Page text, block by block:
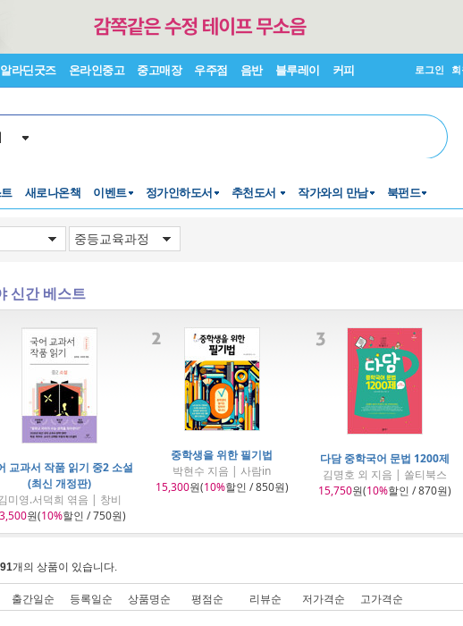
알라딘굿즈 온라인중고 중고매장 우주점 음반 블루레이 커피 로그인
새로나온책 이벤트 정가인하도서 추천도서 작가와의 만남 북펀드
신간 베스트
교과서 작품 읽기 중2 소설
(최신 개정판)
미영.서덕희 엮음 | 창비
원(10%할인 / 750원)
중학생을 위한 필기법
박현수 지음 | 사람in
15,300원(10%할인 / 850원)
다담 중학국어 문법 1200제
김명호 외 지음 | 쏠티북스
15,750원(10%할인 / 870원)
개의 상품이 있습니다.
출간일순 등록일순 상품명순 평점순 리뷰순 저가격순 고가격순